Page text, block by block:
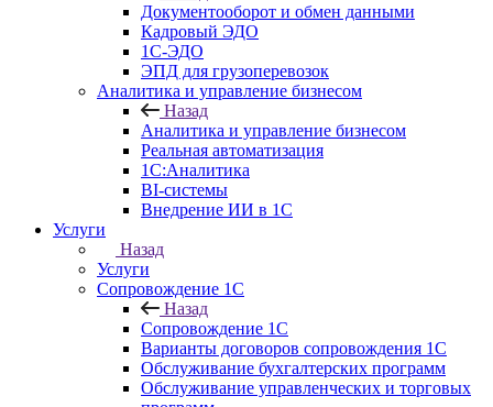
Документооборот и обмен данными
Кадровый ЭДО
1С-ЭДО
ЭПД для грузоперевозок
Аналитика и управление бизнесом
Назад
Аналитика и управление бизнесом
Реальная автоматизация
1С:Аналитика
BI-системы
Внедрение ИИ в 1С
Услуги
Назад
Услуги
Сопровождение 1С
Назад
Сопровождение 1С
Варианты договоров сопровождения 1С
Обслуживание бухгалтерских программ
Обслуживание управленческих и торговых